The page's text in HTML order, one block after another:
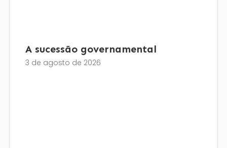
A sucessão governamental
3 de agosto de 2026